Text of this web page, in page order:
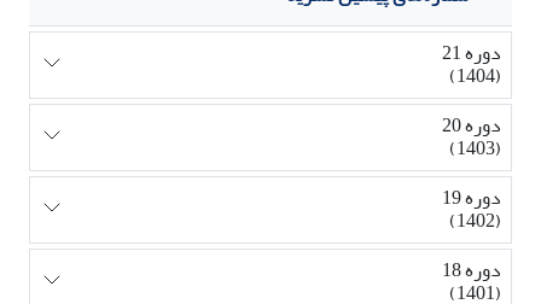
دوره 21
(1404)
دوره 20
(1403)
دوره 19
(1402)
دوره 18
(1401)